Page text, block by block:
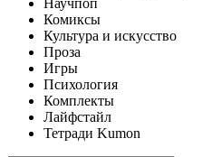
Комиксы
Культура и искусство
Проза
Игры
Психология
Комплекты
Лайфстайл
Тетради Kumon